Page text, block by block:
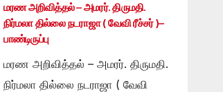
மரண அறிவித்தல் – அமரர். திருமதி.
நிர்மலா தில்லை நடராஜா ( வேவி ரீச்சர் )–
பாண்டிருப்பு
மரண அறிவித்தல் – அமரர். திருமதி.
நிர்மலா தில்லை நடராஜா ( வேவி